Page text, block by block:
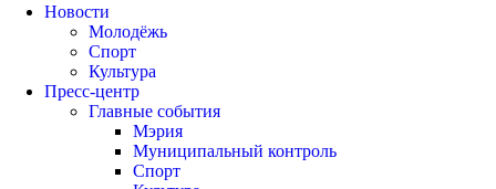
Новости
Молодёжь
Спорт
Культура
Пресс-центр
Главные события
Мэрия
Муниципальный контроль
Спорт